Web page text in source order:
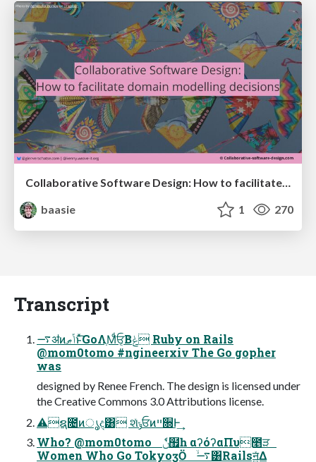
baasie
1 270
Transcript
࠷ॳͷݴޠͱͯ͠GoΛֶΜͩਓ͔Βݟͨ Ruby on Rails
@mom0tomo #ngineerxiv The Go gopher
was
designed by Renee French. The design is licensed under
the Creative Commons 3.0 Attributions license.
⚠ຊ೔ͷൃද͸ શͯݸਓͷײ૝Ͱ͢
Who? @mom0tomo ݩެ຿һ αʔόʔαΠυ೥ੜ
Women Who Go TokyoӡӦ ࠷ۙ͸Railsॻ͍ͯΔ